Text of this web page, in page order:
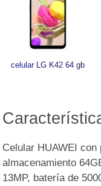
celular LG K42 64 gb
Celular HUAWEI con
almacenamiento
13MP, batería de